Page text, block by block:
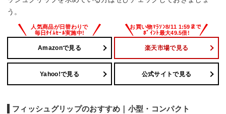
う。
Amazonで見る 楽天市場で見る
Yahoo!で見る 公式サイトで見る
フィッシュグリップのおすすめ｜小型・コンパクト